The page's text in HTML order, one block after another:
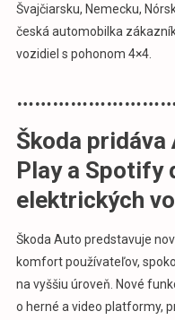
Švajčiarsku, Nemecku,
česká automobilka
vozidiel s pohonom 4×4.
Škoda pridáva
Play a Spotify
elektrických
Škoda Auto predstavuje
komfort používateľov,
na vyššiu úroveň. Nové
o herné a video platformy,